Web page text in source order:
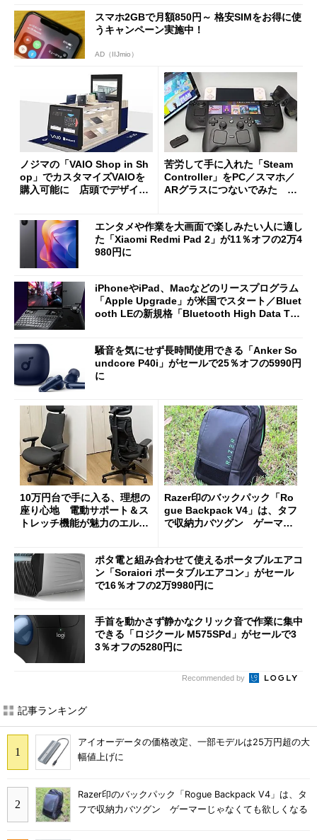
スマホ2GBで月額850円～ 格安SIMをお得に使
うキャンペーン実施中！
AD（IIJmio）
ノジマの「VAIO Shop in Sh
op」でカスタマイズVAIOを
購入可能に 店頭でデザイン
苦労して手に入れた「Steam
Controller」をPC／スマホ／
ARグラスにつないでみた ゲ
エンタメや作業を大画面で楽しみたい人に適し
た「Xiaomi Redmi Pad 2」が11％オフの2万4
980円に
iPhoneやiPad、Macなどのリースプログラム
「Apple Upgrade」が米国でスタート／Bluet
ooth LEの新規格「Bluetooth High Data Thr
騒音を気にせず長時間使用できる「Anker So
undcore P40i」がセールで25％オフの5990円
に
10万円台で手に入る、理想の
座り心地 電動サポート＆ス
トレッチ機能が魅力のエルゴ
Razer印のバックパック「Ro
gue Backpack V4」は、タフ
で収納力バツグン ゲーマー
ポタ電と組み合わせて使えるポータブルエアコ
ン「Soraiori ポータブルエアコン」がセール
で16％オフの2万9980円に
手首を動かさず静かなクリック音で作業に集中
できる「ロジクール M575SPd」がセールで3
3％オフの5280円に
Recommended by
記事ランキング
アイオーデータの価格改定、一部モデルは25万円超の大
幅値上げに
Razer印のバックパック「Rogue Backpack V4」は、タ
フで収納力バツグン ゲーマーじゃなくても欲しくなる